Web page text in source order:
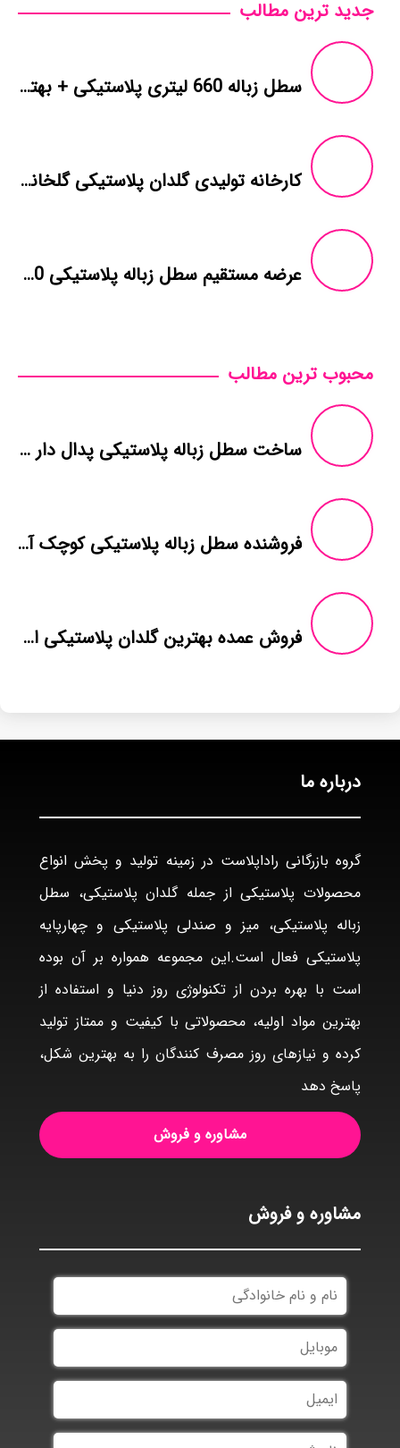
جدید ترین مطالب
سطل زباله 660 لیتری پلاستیکی + بهترین قیمت خرید
کارخانه تولیدی گلدان پلاستیکی گلخانه در شیراز
عرضه مستقیم سطل زباله پلاستیکی 240 لیتری
محبوب ترین مطالب
ساخت سطل زباله پلاستیکی پدال دار خانگی
فروشنده سطل زباله پلاستیکی کوچک آشپزخانه
فروش عمده بهترین گلدان پلاستیکی ارزان قیمت
درباره ما
گروه بازرگانی راداپلاست در زمینه تولید و پخش انواع
محصولات پلاستیکی از جمله گلدان پلاستیکی، سطل
زباله پلاستیکی، میز و صندلی پلاستیکی و چهارپایه
پلاستیکی فعال است.این مجموعه همواره بر آن بوده
است با بهره بردن از تکنولوژی روز دنیا و استفاده از
بهترین مواد اولیه، محصولاتی با کیفیت و ممتاز تولید
کرده و نیازهای روز مصرف کنندگان را به بهترین شکل،
پاسخ دهد
مشاوره و فروش
مشاوره و فروش
نام
و
نام
خانوادگی
موبایل
ایمیل
نام